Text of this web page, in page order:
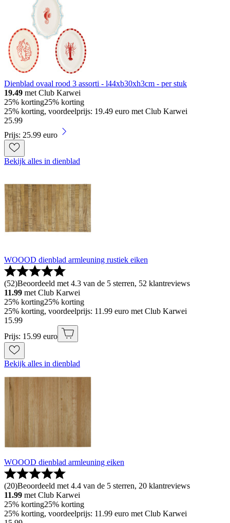
Dienblad ovaal rood 3 assorti - l44xb30xh3cm - per stuk
19.49 met Club Karwei
25% korting25% korting
25% korting, voordeelprijs: 19.49 euro met Club Karwei
25.99
Prijs: 25.99 euro
Bekijk alles in dienblad
WOOOD dienblad armleuning rustiek eiken
(52)Beoordeeld met 4.3 van de 5 sterren, 52 klantreviews
11.99 met Club Karwei
25% korting25% korting
25% korting, voordeelprijs: 11.99 euro met Club Karwei
15.99
Prijs: 15.99 euro
Bekijk alles in dienblad
WOOOD dienblad armleuning eiken
(20)Beoordeeld met 4.4 van de 5 sterren, 20 klantreviews
11.99 met Club Karwei
25% korting25% korting
25% korting, voordeelprijs: 11.99 euro met Club Karwei